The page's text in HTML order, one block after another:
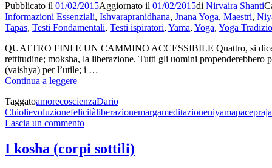
Pubblicato il 01/02/2015Aggiornato il 01/02/2015di Nirvaira Shanti
Informazioni Essenziali, Ishvarapranidhana, Jnana Yoga, Maestri,
Tapas, Testi Fondamentali, Testi ispiratori, Yama, Yoga, Yoga
QUATTRO FINI E UN CAMMINO ACCESSIBILE Quattro, si dice
rettitudine; moksha, la liberazione. Tutti gli uomini propenderebbero
(vaishya) per l’utile; i …
Continua a leggereIL
DI
SHIVA
(SHIVAMARGA)
TaggatoamorecoscienzaDario
Chiolievoluzionefelicitàliberazionemargameditazioneniyamapace
Lascia un commentosu
CAMMINO
DI
I kosha (corpi sottili)